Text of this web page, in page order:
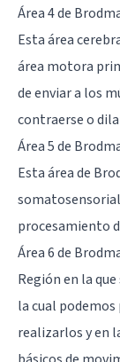
Área 4 de
Esta área
área motora
de enviar a los
contraerse o
Área 5 de
Esta área de
procesamiento
Área 6 de
Región en la
la cual
realizarlos y en